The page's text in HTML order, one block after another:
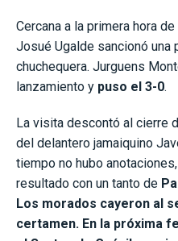
Cercana a la primera hora
Josué Ugalde sancionó una
chuchequera. Jurguens
lanzamiento y puso el 3-0.
La visita descontó al cierre
del delantero jamaiquino
tiempo no hubo
resultado con un tanto de
Los morados cayeron al
certamen. En la próxima